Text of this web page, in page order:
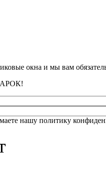
окна и мы вам
нашу политику